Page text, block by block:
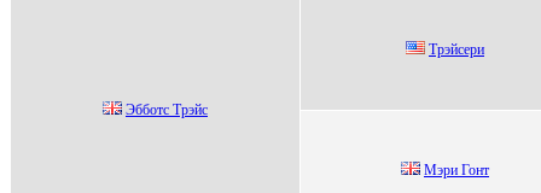
Эббoтc Tpэйc
Tрэйсери
Мэри Гонт